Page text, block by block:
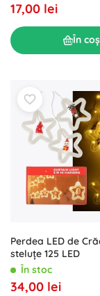
17,00 lei
În coș
Perdea LED de
steluțe 125 LED
În stoc
34,00 lei